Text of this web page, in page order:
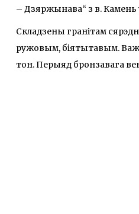
– Дзяржынава“ з в. Камень
Складзены гранітам
ружовым, біятытавым.
тон. Перыяд бронзавага